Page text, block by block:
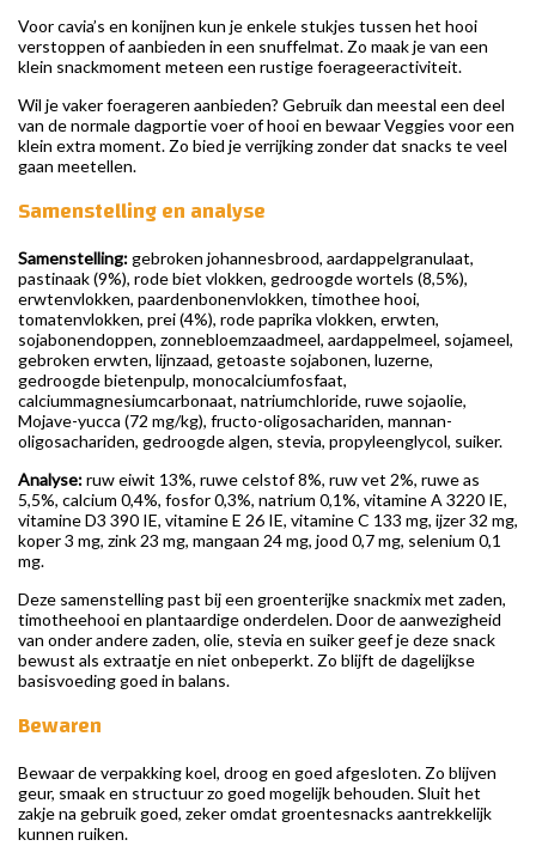
Voor cavia’s en konijnen kun je enkele stukjes tussen het hooi
verstoppen of aanbieden in een snuffelmat. Zo maak je van een
klein snackmoment meteen een rustige foerageeractiviteit.
Wil je vaker foerageren aanbieden? Gebruik dan meestal een deel
van de normale dagportie voer of hooi en bewaar Veggies voor een
klein extra moment. Zo bied je verrijking zonder dat snacks te veel
gaan meetellen.
Samenstelling en analyse
Samenstelling:gebroken johannesbrood, aardappelgranulaat,
pastinaak (9%), rode biet vlokken, gedroogde wortels (8,5%),
erwtenvlokken, paardenbonenvlokken, timothee hooi,
tomatenvlokken, prei (4%), rode paprika vlokken, erwten,
sojabonendoppen, zonnebloemzaadmeel, aardappelmeel, sojameel,
gebroken erwten, lijnzaad, getoaste sojabonen, luzerne,
gedroogde bietenpulp, monocalciumfosfaat,
calciummagnesiumcarbonaat, natriumchloride, ruwe sojaolie,
Mojave-yucca (72 mg/kg), fructo-oligosachariden, mannan-
oligosachariden, gedroogde algen, stevia, propyleenglycol, suiker.
Analyse:ruw eiwit 13%, ruwe celstof 8%, ruw vet 2%, ruwe as
5,5%, calcium 0,4%, fosfor 0,3%, natrium 0,1%, vitamine A 3220 IE,
vitamine D3 390 IE, vitamine E 26 IE, vitamine C 133 mg, ijzer 32 mg,
koper 3 mg, zink 23 mg, mangaan 24 mg, jood 0,7 mg, selenium 0,1
mg.
Deze samenstelling past bij een groenterijke snackmix met zaden,
timotheehooi en plantaardige onderdelen. Door de aanwezigheid
van onder andere zaden, olie, stevia en suiker geef je deze snack
bewust als extraatje en niet onbeperkt. Zo blijft de dagelijkse
basisvoeding goed in balans.
Bewaren
Bewaar de verpakking koel, droog en goed afgesloten. Zo blijven
geur, smaak en structuur zo goed mogelijk behouden. Sluit het
zakje na gebruik goed, zeker omdat groentesnacks aantrekkelijk
kunnen ruiken.